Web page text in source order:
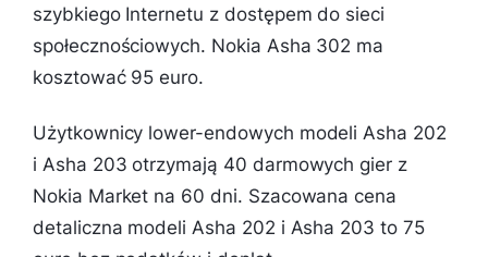
szybkiego Internetu z dostępem do sieci
społecznościowych. Nokia Asha 302 ma
kosztować 95 euro.
Użytkownicy lower-endowych modeli Asha 202
i Asha 203 otrzymają 40 darmowych gier z
Nokia Market na 60 dni. Szacowana cena
detaliczna modeli Asha 202 i Asha 203 to 75